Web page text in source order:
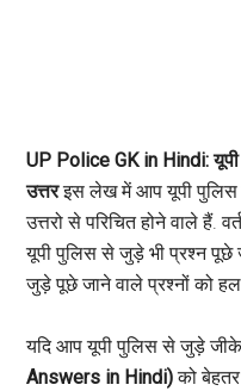
UP Police GK in Hindi:
उत्तरइस लेख में आप यूपी पुलिस
उत्तरो से परिचित होने वाले हैं.
यूपी पुलिस से जुड़े भी प्रश्न
जुड़े पूछे जाने वाले प्रश्नों को
यदि आप यूपी पुलिस से जुड़े
Answers in Hindi)को